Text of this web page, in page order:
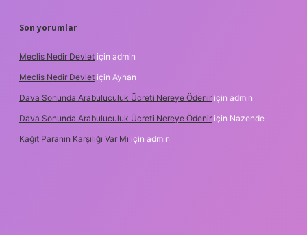
Son yorumlar
Meclis Nedir Devlet için admin
Meclis Nedir Devlet için Ayhan
Dava Sonunda Arabuluculuk Ücreti Nereye Ödenir için admin
Dava Sonunda Arabuluculuk Ücreti Nereye Ödenir için Nazende
Kağıt Paranın Karşılığı Var Mı için admin